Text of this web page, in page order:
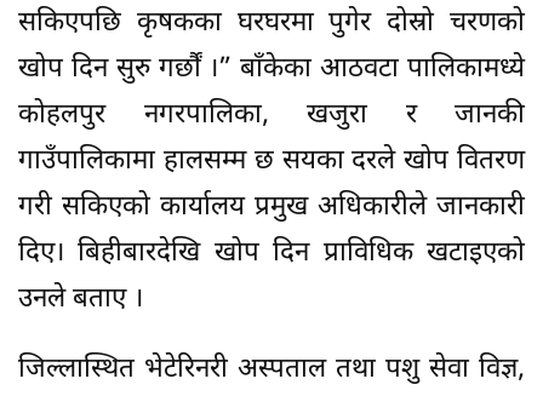
सकिएपछि कृषकका घरघरमा पुगेर दोस्रो चरणको
खोप दिन सुरु गर्छौं ।” बाँकेका आठवटा पालिकामध्ये
कोहलपुर नगरपालिका, खजुरा र जानकी
गाउँपालिकामा हालसम्म छ सयका दरले खोप वितरण
गरी सकिएको कार्यालय प्रमुख अधिकारीले जानकारी
दिए। बिहीबारदेखि खोप दिन प्राविधिक खटाइएको
उनले बताए ।
जिल्लास्थित भेटेरिनरी अस्पताल तथा पशु सेवा विज्ञ,